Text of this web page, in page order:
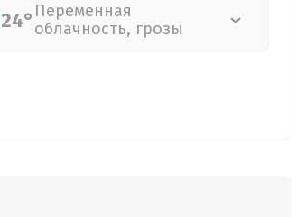
24° Переменная
облачность, грозы